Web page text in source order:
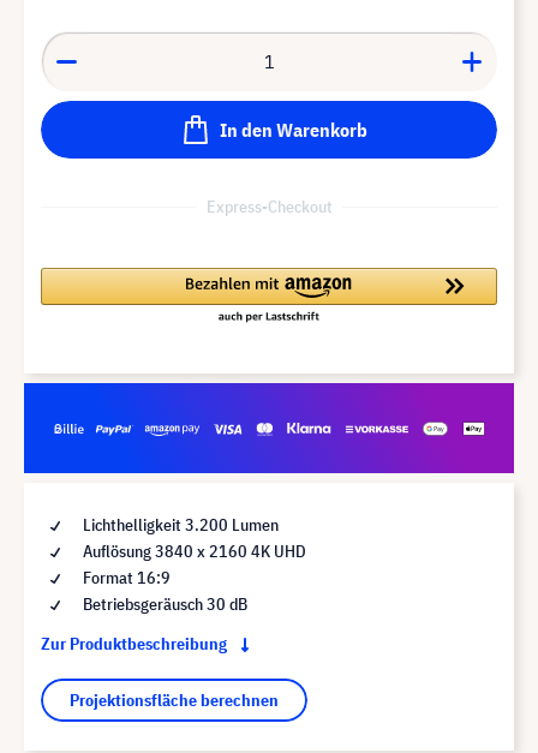
In den Warenkorb
Express-Checkout
Lichthelligkeit 3.200 Lumen
Auflösung 3840 x 2160 4K UHD
Format 16:9
Betriebsgeräusch 30 dB
Zur Produktbeschreibung
Projektionsfläche berechnen